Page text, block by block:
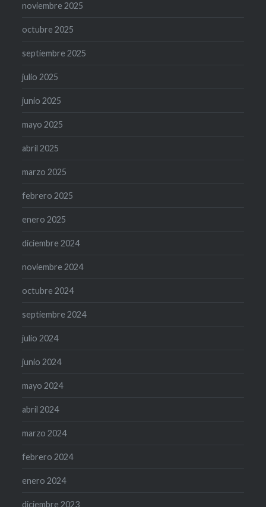
noviembre 2025
octubre 2025
septiembre 2025
julio 2025
junio 2025
mayo 2025
abril 2025
marzo 2025
febrero 2025
enero 2025
diciembre 2024
noviembre 2024
octubre 2024
septiembre 2024
julio 2024
junio 2024
mayo 2024
abril 2024
marzo 2024
febrero 2024
enero 2024
diciembre 2023